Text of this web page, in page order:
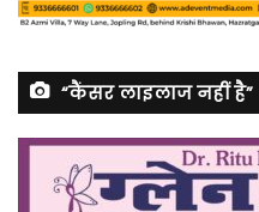
“कैंसर लाइलाज नहीं है”